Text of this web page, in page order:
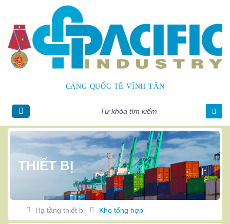
CẢNG QUỐC TẾ VĨNH TÂN
THIẾT BỊ
Hạ tầng thiết bị Kho tổng hợp